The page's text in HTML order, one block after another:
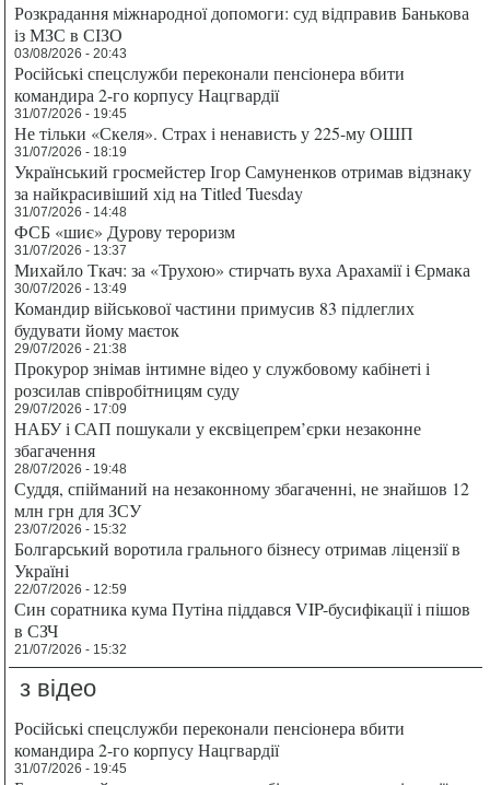
Розкрадання міжнародної допомоги: суд відправив Банькова
із МЗС в СІЗО
03/08/2026 - 20:43
Російські спецслужби переконали пенсіонера вбити
командира 2-го корпусу Нацгвардії
31/07/2026 - 19:45
Не тільки «Скеля». Страх і ненависть у 225-му ОШП
31/07/2026 - 18:19
Український гросмейстер Ігор Самуненков отримав відзнаку
за найкрасивіший хід на Titled Tuesday
31/07/2026 - 14:48
ФСБ «шиє» Дурову тероризм
31/07/2026 - 13:37
Михайло Ткач: за «Трухою» стирчать вуха Арахамії і Єрмака
30/07/2026 - 13:49
Командир військової частини примусив 83 підлеглих
будувати йому маєток
29/07/2026 - 21:38
Прокурор знімав інтимне відео у службовому кабінеті і
розсилав співробітницям суду
29/07/2026 - 17:09
НАБУ і САП пошукали у ексвіцепрем’єрки незаконне
збагачення
28/07/2026 - 19:48
Суддя, спійманий на незаконному збагаченні, не знайшов 12
млн грн для ЗСУ
23/07/2026 - 15:32
Болгарський воротила грального бізнесу отримав ліцензії в
Україні
22/07/2026 - 12:59
Син соратника кума Путіна піддався VIP-бусифікації і пішов
в СЗЧ
21/07/2026 - 15:32
з відео
Російські спецслужби переконали пенсіонера вбити
командира 2-го корпусу Нацгвардії
31/07/2026 - 19:45